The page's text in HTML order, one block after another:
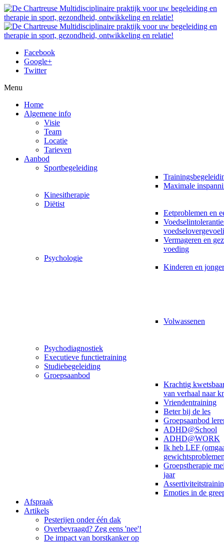
Facebook
Google+
Twitter
Menu
Home
Algemene info
Visie
Team
Locatie
Tarieven
Aanbod
Sportbegeleiding
Maximale
Kinesitherapie
Diëtist
Eetproblemen en
Vermageren en
voeding
Psychologie
Kinderen en
Volwassenen
Psychodiagnostiek
Executieve functietraining
Studiebegeleiding
Groepsaanbod
Krachtig
van verhaal naar
Vriendentraining
Beter bij de les
Groepsaanbod
ADHD@School
ADHD@WORK
Ik heb LEF
Groepstherapie
jaar
Emoties in de
Afspraak
Artikels
Pesterijen onder één dak
Overbevraagd? Zeg eens 'nee'!
De impact van borstkanker op